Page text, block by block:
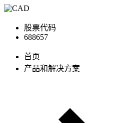
股票代码
688657
首页
产品和解决方案